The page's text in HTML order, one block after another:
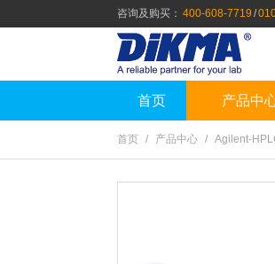
咨询及购买： 400-608-7719 /
首页 产品中
首页 / 产品中心 / Agilent-